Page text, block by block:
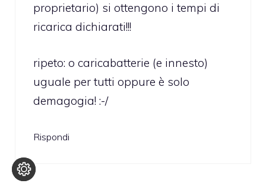
proprietario) si ottengono i tempi di
ricarica dichiarati!!!
ripeto: o caricabatterie (e innesto)
uguale per tutti oppure è solo
demagogia! :-/
Rispondi